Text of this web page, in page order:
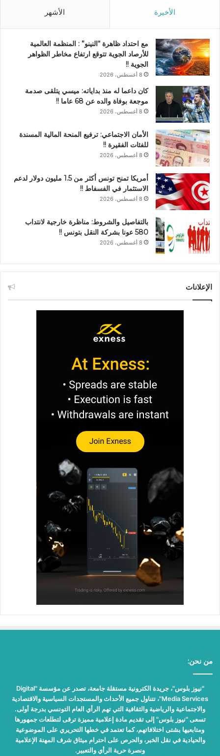
الأخيرة الأشهر
مع احتداد ظاهرة “النينو” : المنظمة العالمية
للأرصاد الجوية تتوقع ارتفاع مخاطر الظواهر
الجوية !!
8 أغسطس، 2026
كان داعما له منذ بداياته: ميسي يتلقى صدمة
موجعة بوفاة والده عن 68 عاما !!
8 أغسطس، 2026
الأمان الاجتماعي: ترفيع المنحة المالية المسندة
للفئات الفقيرة !!
8 أغسطس، 2026
أمريكا تمنح تونس أكثر من 1.5 مليون دولار لدعم
الاستثمار في الفسفاط !!
8 أغسطس، 2026
بالتفاصيل والشروط: مناظرة خارجية لانتداب
580 عونا بشركة النقل بتونس !!
8 أغسطس، 2026
الإعلانات
من نحن:
"نيوز بلوس"، جريدة الكترونية مستقلة جامعة، تصدر عن مؤسسة "Digital
Media Services"، تتناول جميع الأحداث والمستجدات السياسية والاقتصادية
والاجتماعية والرياضية والثقافية التي تهم الرأي العام التونسي بدرجة أولى.
تسعى "نيوز بلوس" إلى تقديم مادة إعلامية مميزة ترقى لتطلعات جمهورها
ومتابعيها بشتى اختلافاتهم، كما تعتمد في خطها التحريري على الموضوعية
والحيادية في نقل الخبر، والحرص على احترام ميثاق شرف المهنة الإعلامية
ونصرة حرية الرأي والتعبير.